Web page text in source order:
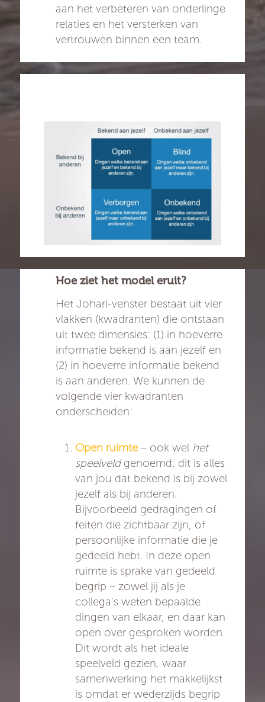
aan het verbeteren van onderlinge
relaties en het versterken van
vertrouwen binnen een team.
Hoe ziet het model eruit?
Het Johari-venster bestaat uit vier
vlakken (kwadranten) die ontstaan
uit twee dimensies: (1) in hoeverre
informatie bekend is aan jezelf en
(2) in hoeverre informatie bekend
is aan anderen. We kunnen de
volgende vier kwadranten
onderscheiden:
Open ruimte – ook wel het
speelveldgenoemd: dit is alles
van jou dat bekend is bij zowel
jezelf als bij anderen.
Bijvoorbeeld gedragingen of
feiten die zichtbaar zijn, of
persoonlijke informatie die je
gedeeld hebt. In deze open
ruimte is sprake van gedeeld
begrip – zowel jij als je
collega’s weten bepaalde
dingen van elkaar, en daar kan
open over gesproken worden.
Dit wordt als het ideale
speelveld gezien, waar
samenwerking het makkelijkst
is omdat er wederzijds begrip